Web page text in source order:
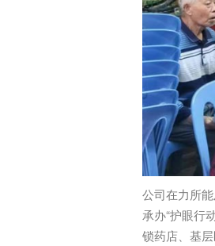
公司在力所
承办“护眼行
锁药店、基